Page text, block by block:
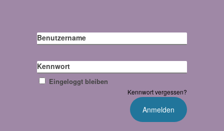
Benutzername
Kennwort
Eingeloggt bleiben
Kennwort vergessen?